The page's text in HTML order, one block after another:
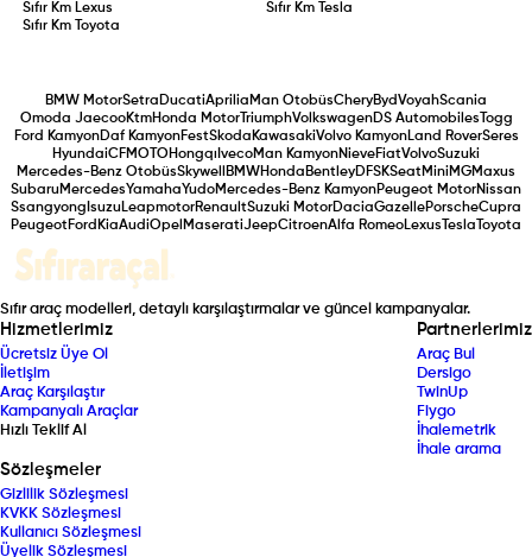
Sıfır Km Lexus Sıfır Km
Tesla
Sıfır Km
Toyota
BMW MotorSetra DucatiAprilia Man OtobüsCheryBydVoyahScania
Omoda JaecooKtmHonda MotorTriumphVolkswagenDS Automobiles Togg
Ford KamyonDaf KamyonFestSkoda KawasakiVolvo KamyonLand RoverSeres
HyundaiCFMOTOHongqı IvecoMan KamyonNieveFiatVolvoSuzuki
Mercedes-Benz OtobüsSkywell BMWHonda BentleyDFSKSeatMini MGMaxus
SubaruMercedesYamahaYudoMercedes-Benz KamyonPeugeot MotorNissan
Ssangyong IsuzuLeapmotorRenaultSuzuki MotorDaciaGazellePorscheCupra
PeugeotFord KiaAudiOpel MaseratiJeepCitroenAlfa RomeoLexus Tesla Toyota
Sıfır araç modelleri, detaylı karşılaştırmalar ve güncel kampanyalar.
Hizmetlerimiz
Ücretsiz Üye Ol
İletişim
Araç Karşılaştır
Kampanyalı Araçlar
Hızlı Teklif Al
Partnerlerimiz
Araç Bul
Dersigo
TwinUp
Fiygo
İhalemetrik
İhale arama
Sözleşmeler
Gizlilik Sözleşmesi
KVKK Sözleşmesi
Kullanıcı Sözleşmesi
Üyelik Sözleşmesi